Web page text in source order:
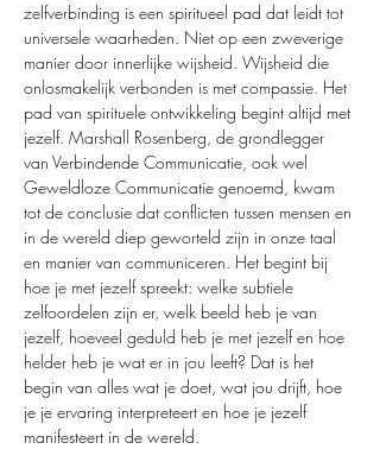
zelfverbinding is een spiritueel pad dat leidt tot
universele waarheden. Niet op een zweverige
manier door innerlijke wijsheid. Wijsheid die
onlosmakelijk verbonden is met compassie. Het
pad van spirituele ontwikkeling begint altijd met
jezelf. Marshall Rosenberg, de grondlegger
van Verbindende Communicatie, ook wel
Geweldloze Communicatie genoemd, kwam
tot de conclusie dat conflicten tussen mensen en
in de wereld diep geworteld zijn in onze taal
en manier van communiceren. Het begint bij
hoe je met jezelf spreekt: welke subtiele
zelfoordelen zijn er, welk beeld heb je van
jezelf, hoeveel geduld heb je met jezelf en hoe
helder heb je wat er in jou leeft? Dat is het
begin van alles wat je doet, wat jou drijft, hoe
je je ervaring interpreteert en hoe je jezelf
manifesteert in de wereld.